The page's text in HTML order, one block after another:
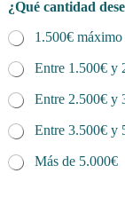
¿Qué cantidad
1.500€ máximo
Entre 1.500€ y
Entre 2.500€ y
Entre 3.500€ y
Más de 5.000€